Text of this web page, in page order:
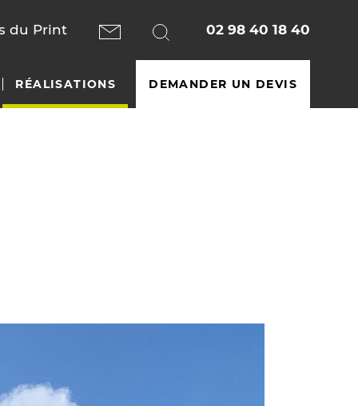
du Print 02 98 40 18 40
RÉALISATIONS DEMANDER UN DEVIS